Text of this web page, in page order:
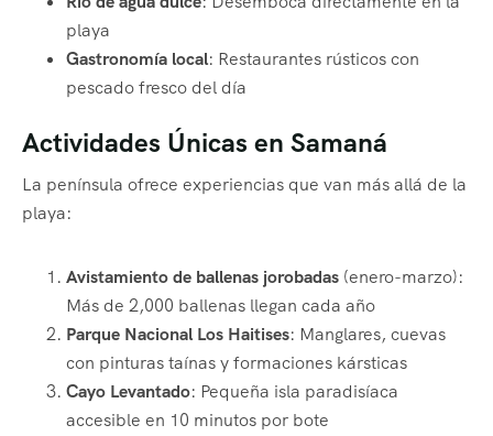
playa
Gastronomía local: Restaurantes rústicos con
pescado fresco del día
Actividades Únicas en Samaná
La península ofrece experiencias que van más allá de la
playa:
Avistamiento de ballenas jorobadas (enero-marzo):
Más de 2,000 ballenas llegan cada año
Parque Nacional Los Haitises: Manglares, cuevas
con pinturas taínas y formaciones kársticas
Cayo Levantado: Pequeña isla paradisíaca
accesible en 10 minutos por bote